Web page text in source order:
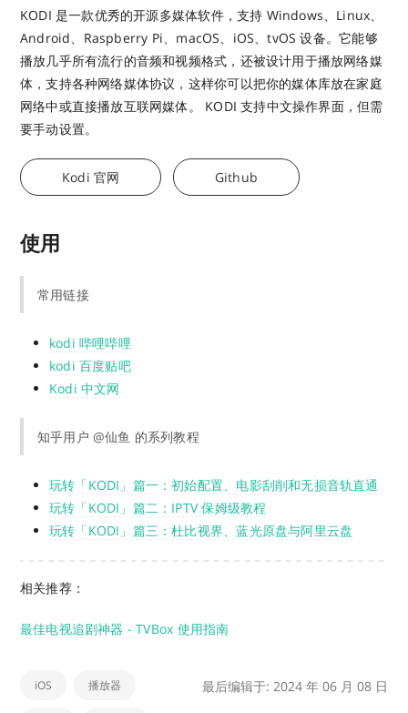
KODI 是一款优秀的开源多媒体软件，支持 Windows、Linux、
Android、Raspberry Pi、macOS、iOS、tvOS 设备。它能够
播放几乎所有流行的音频和视频格式，还被设计用于播放网络媒
体，支持各种网络媒体协议，这样你可以把你的媒体库放在家庭
网络中或直接播放互联网媒体。 KODI 支持中文操作界面，但需
要手动设置。
Kodi 官网 Github
使用
常用链接
kodi 哔哩哔哩
kodi 百度贴吧
Kodi 中文网
知乎用户 @仙鱼 的系列教程
玩转「KODI」篇一：初始配置、电影刮削和无损音轨直通
玩转「KODI」篇二：IPTV 保姆级教程
玩转「KODI」篇三：杜比视界、蓝光原盘与阿里云盘
相关推荐：
最佳电视追剧神器 - TVBox 使用指南
iOS 播放器 最后编辑于: 2024 年 06 月 08 日